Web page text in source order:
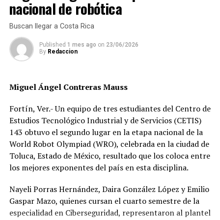
irán incorporando conforme culminen la actividad con
realicen el viaje a España.
La lista final de 18 jugadores, misma que ya incluye a
tres futbolistas mayores del límite de edad, se dará a
Sebastián Jurado, Cruz Azul
Luis Ángel Malagón Necaxa
Kevin Álvarez, Pachuca
Jesús Alberto Angulo, Atlas
Víctor Guzmán, Tijuana
nacional de robótica
Buscan llegar a Costa Rica
Published 1 mes ago on 23/06/2026
By Redaccion
Miguel Ángel Contreras Mauss
Fortín, Ver.- Un equipo de tres estudiantes del Centro de
Estudios Tecnológico Industrial y de Servicios (CETIS)
143 obtuvo el segundo lugar en la etapa nacional de la
World Robot Olympiad (WRO), celebrada en la ciudad de
Toluca, Estado de México, resultado que los coloca entre
los mejores exponentes del país en esta disciplina.
Nayeli Porras Hernández, Daira González López y Emilio
Gaspar Mazo, quienes cursan el cuarto semestre de la
especialidad en Ciberseguridad, representaron al plantel